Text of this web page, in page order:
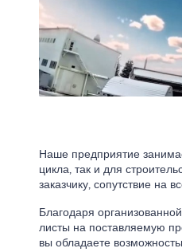
Наше предприятие
цикла, так и для
заказчику, сопутствие на
Благодаря
листы на поставляемую
вы обладаете